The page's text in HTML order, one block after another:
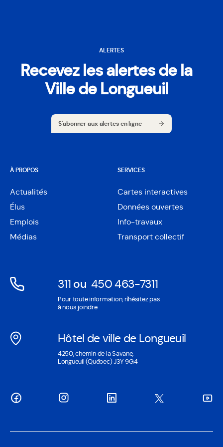
ALERTES
Recevez les alertes de la
Ville de Longueuil
S'abonner aux alertes en ligne
À PROPOS
Actualités
Élus
Emplois
Médias
SERVICES
Cartes interactives
Ouvre
dans
une
nouvelle
Données ouvertes
Ouvre
dans
une
Info-travaux
Transport collectif
311Ouvre
dans
fenêtre
ou 450 463-7311
Ouvre
dans
fenêtre
Pour toute information, n'hésitez pas
à nous joindre
Hôtel de ville de Longueuil
Ouvre
dans
4250, chemin de la Savane,
Longueuil (Québec) J3Y 9G4